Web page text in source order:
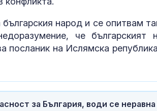
българския народ и се опитвам
че българският
посланик на Ислямска
за България, води се неравна